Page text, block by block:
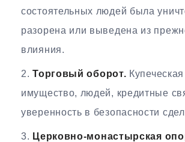
состоятельных людей была
разорена или выведена из
влияния.
Торговый оборот.
имущество, людей, кредитные
уверенность в безопасности
Церковно-монастырская